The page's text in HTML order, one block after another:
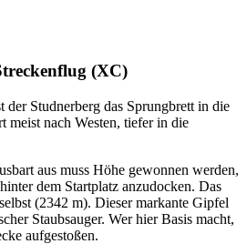
(XC)
Studnerberg das Sprungbrett in die
meist nach Westen, tiefer in die
aus muss Höhe gewonnen werden,
dem Startplatz anzudocken. Das
(2342 m). Dieser markante Gipfel
Staubsauger. Wer hier Basis macht,
aufgestoßen.